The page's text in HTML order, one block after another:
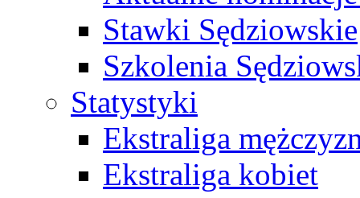
Stawki Sędziowskie
Szkolenia
Statystyki
Ekstraliga
Ekstraliga kobiet